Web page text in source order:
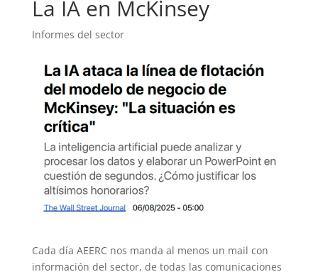
La IA en McKinsey
Informes del sector
Cada día AEERC nos manda al menos un mail con
información del sector, de todas las comunicaciones